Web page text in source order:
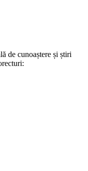
de cunoaștere și știri